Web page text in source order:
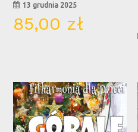
13 grudnia 2025
85,00 zł
11
sty